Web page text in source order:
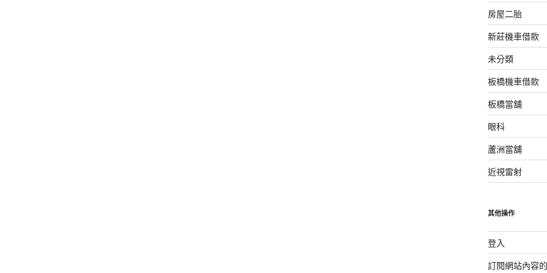
房屋二胎
新莊機車借款
未分類
板橋機車借款
板橋當舖
眼科
蘆洲當舖
近視雷射
其他操作
登入
訂閱網站內容